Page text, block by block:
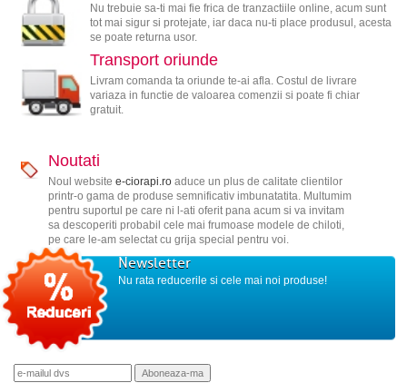
Nu trebuie sa-ti mai fie frica de tranzactiile online, acum sunt
tot mai sigur si protejate, iar daca nu-ti place produsul, acesta
se poate returna usor.
Transport oriunde
Livram comanda ta oriunde te-ai afla. Costul de livrare
variaza in functie de valoarea comenzii si poate fi chiar
gratuit.
Noutati
Noul website e-ciorapi.roaduce un plus de calitate clientilor
printr-o gama de produse semnificativ imbunatatita. Multumim
pentru suportul pe care ni l-ati oferit pana acum si va invitam
sa descoperiti probabil cele mai frumoase modele de chiloti,
pe care le-am selectat cu grija special pentru voi.
Newsletter
Nu rata reducerile si cele mai noi produse!